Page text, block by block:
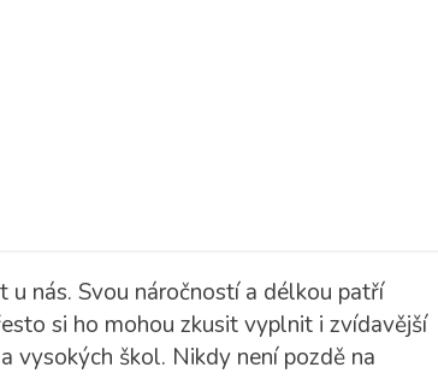
u nás. Svou náročností a délkou patří
si ho mohou zkusit vyplnit i zvídavější
vysokých škol. Nikdy není pozdě na